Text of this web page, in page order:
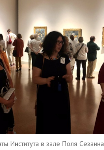
Института в зале Поля Сезанна